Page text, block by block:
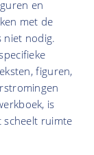
en
met de
niet nodig.
figuren,
is
scheelt ruimte